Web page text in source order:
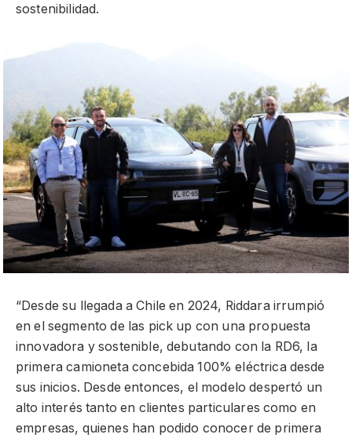
sostenibilidad.
“Desde su llegada a Chile en 2024, Riddara irrumpió
en el segmento de las pick up con una propuesta
innovadora y sostenible, debutando con la RD6, la
primera camioneta concebida 100% eléctrica desde
sus inicios. Desde entonces, el modelo despertó un
alto interés tanto en clientes particulares como en
empresas, quienes han podido conocer de primera